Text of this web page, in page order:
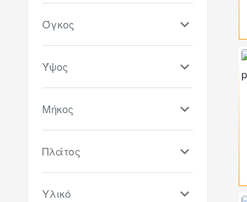
Όγκος
Ύψος
Μήκος
Πλάτος
Υλικό